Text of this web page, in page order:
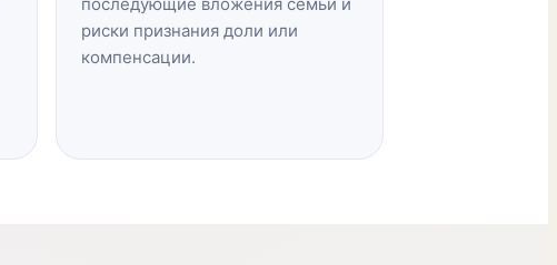
риски признания доли или
компенсации.